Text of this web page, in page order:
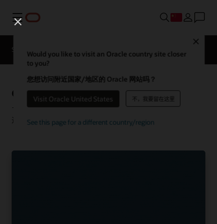
菜单
Would you like to visit an Oracle country site closer
to you?
您想访问附近国家/地区的 Oracle 网站吗？
Visit Oracle United States 不，我要留在这里
See this page for a different country/region
Solutions
Oracle Communications 客户成功案例
了解众多客户如何使用 Oracle Communications 解决方案推
进创新，为客户提供理想体验。